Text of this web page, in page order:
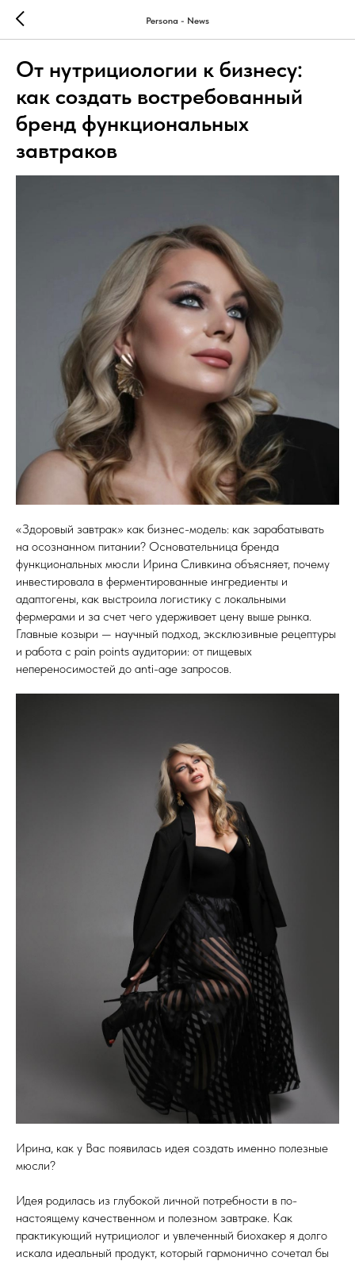
Persona - News
От нутрициологии к бизнесу:
как создать востребованный
бренд функциональных
завтраков
«Здоровый завтрак» как бизнес-модель: как зарабатывать
на осознанном питании? Основательница бренда
функциональных мюсли Ирина Сливкина объясняет, почему
инвестировала в ферментированные ингредиенты и
адаптогены, как выстроила логистику с локальными
фермерами и за счет чего удерживает цену выше рынка.
Главные козыри — научный подход, эксклюзивные рецептуры
и работа с pain points аудитории: от пищевых
непереносимостей до anti-age запросов.
Ирина, как у Вас появилась идея создать именно полезные
мюсли?
Идея родилась из глубокой личной потребности в по-
настоящему качественном и полезном завтраке. Как
практикующий нутрициолог и увлеченный биохакер я долго
искала идеальный продукт, который гармонично сочетал бы